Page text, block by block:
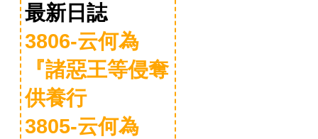
最新日誌
3806-云何為
『諸惡王等侵奪
供養行
3805-云何為